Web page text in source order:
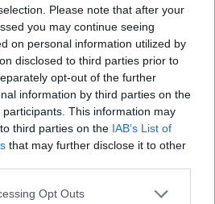
Please note that after your
you may continue seeing
on personal information utilized by
disclosed to third parties prior to
opt-out of the further
information by third parties on the
participants. This information may
third parties on the IAB’s List of
that may further disclose it to other
app uses one or more Google
Opt Outs
értesülj a friss hírekről a